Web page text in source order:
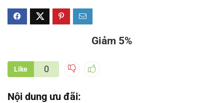
Giảm 5%
Like 0
Nội dung ưu đãi: